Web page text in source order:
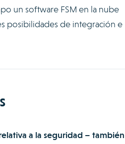
un software FSM en la nube
posibilidades de integración e
a la seguridad –